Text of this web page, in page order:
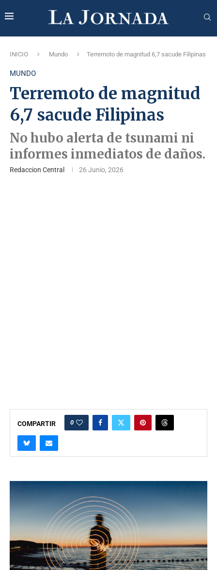
INICIO Mundo Terremoto de magnitud 6,7 sacude Filipinas
MUNDO
Terremoto de magnitud
6,7 sacude Filipinas
No hubo alerta de tsunami ni
informes inmediatos de daños.
Redaccion Central 26 Junio, 2026
COMPARTIR 0